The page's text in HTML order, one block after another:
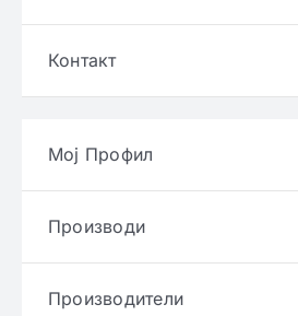
Контакт
Мој Профил
Производи
Производители